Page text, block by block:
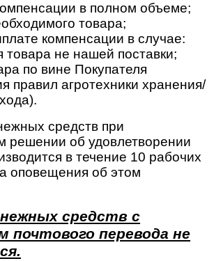
в полном объеме;
товара;
компенсации в случае:
товара не нашей поставки;
по вине Покупателя
правил агротехники хранения/
средств при
решении об удовлетворении
в течение 10 рабочих
оповещения об этом
средств с
почтового перевода не